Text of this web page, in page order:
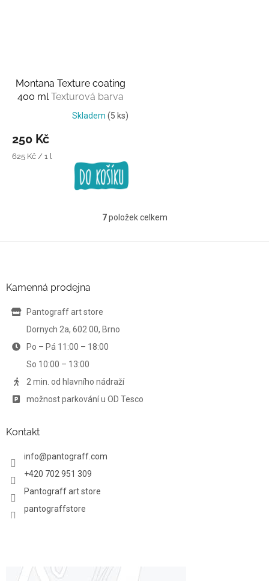
Montana Texture coating
400 mlTexturová barva
Skladem (5 ks)
250 Kč
Měrná
625 Kč / 1 l
O
l
i
7položek celkem
Kamenná prodejna
Pantograff art store
Dornych 2a, 602 00, Brno
Po – Pá 11:00 – 18:00
So 10:00 – 13:00
2 min. od hlavního nádraží
možnost parkování u OD Tesco
Kontakt
info@pantograff.com
+420 702 951 309
Pantograff art store
pantograffstore